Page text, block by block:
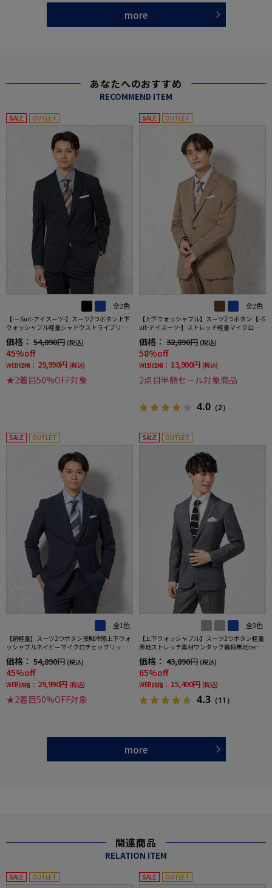
more
あなたへのおすすめ
RECOMMEND ITEM
SALE OUTLET
全2色
【i－Suit-アイスーツ-】スーツ2つボタン上下
ウォッシャブル軽量シャドウストライプリッ
価格： 54,890円 (税込)
45%off
WEB価格： 29,990円 (税込)
★2着目50%OFF対象
SALE OUTLET
全2色
【上下ウォッシャブル】スーツ2つボタン【i-S
uit-アイスーツ-】ストレッチ軽量マイクロチェ
価格： 32,890円 (税込)
58%off
WEB価格： 13,900円 (税込)
2点目半額セール対象商品
4.0 （2）
SALE OUTLET
全1色
【超軽量】スーツ2つボタン接触冷感上下ウォ
ッシャブルネイビーマイクロチェックリッケ
価格： 54,890円 (税込)
45%off
WEB価格： 29,990円 (税込)
★2着目50%OFF対象
SALE OUTLET
全3色
【上下ウォッシャブル】スーツ2つボタン軽量
表地ストレッチ素材ワンタック織柄無地nero
ン】
価格： 43,890円 (税込)
65%off
WEB価格： 15,400円 (税込)
4.3 （11）
more
関連商品
RELATION ITEM
SALE OUTLET SALE OUTLET